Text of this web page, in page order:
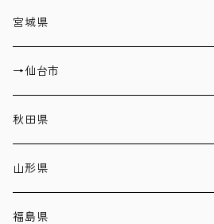
宮城県
→仙台市
秋田県
山形県
福島県